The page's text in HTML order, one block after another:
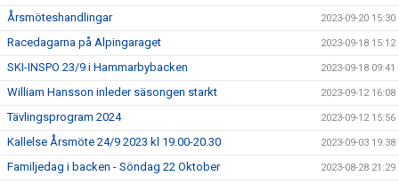
Årsmöteshandlingar 2023-09-20 15:30
Racedagarna på Alpingaraget 2023-09-18 15:12
SKI-INSPO 23/9 i Hammarbybacken 2023-09-18 09:41
William Hansson inleder säsongen starkt 2023-09-12 16:08
Tävlingsprogram 2024 2023-09-12 15:56
Kallelse Årsmöte 24/9 2023 kl 19.00-20.30 2023-09-03 19:38
Familjedag i backen - Söndag 22 Oktober 2023-08-28 21:29